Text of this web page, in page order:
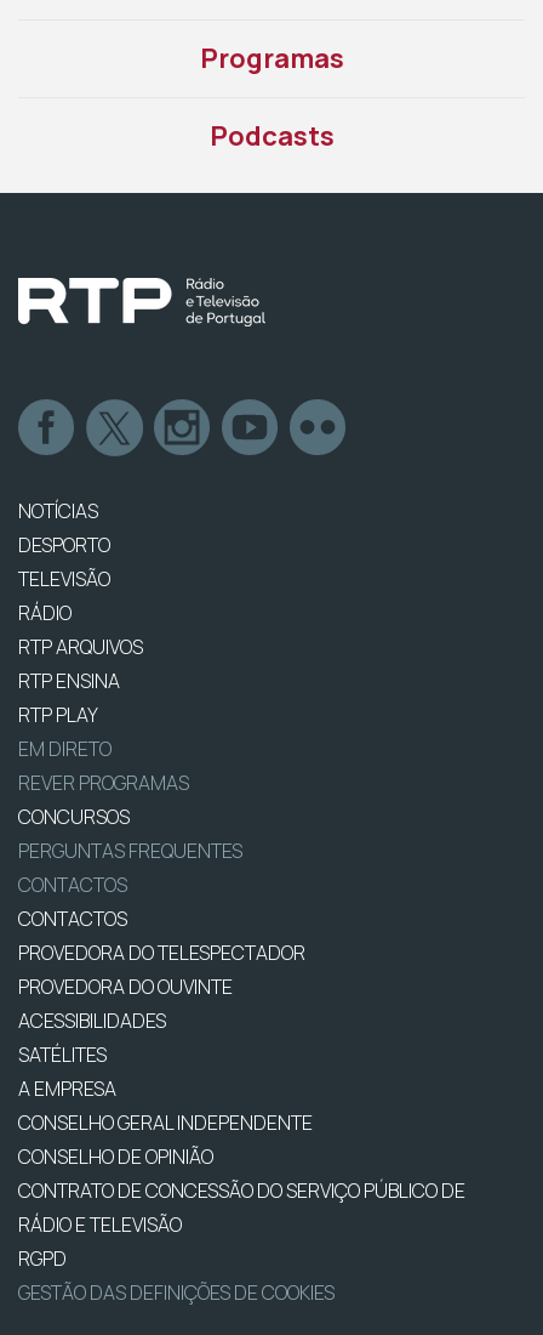
Programas
Podcasts
NOTÍCIAS
DESPORTO
TELEVISÃO
RÁDIO
RTP ARQUIVOS
RTP ENSINA
RTP PLAY
EM DIRETO
REVER PROGRAMAS
CONCURSOS
PERGUNTAS FREQUENTES
CONTACTOS
CONTACTOS
PROVEDORA DO TELESPECTADOR
PROVEDORA DO OUVINTE
ACESSIBILIDADES
SATÉLITES
A EMPRESA
CONSELHO GERAL INDEPENDENTE
CONSELHO DE OPINIÃO
CONTRATO DE CONCESSÃO DO SERVIÇO PÚBLICO DE
RÁDIO E TELEVISÃO
RGPD
GESTÃO DAS DEFINIÇÕES DE COOKIES